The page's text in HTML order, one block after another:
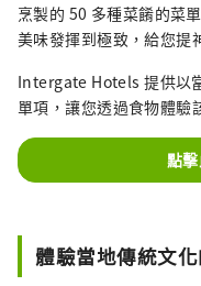
烹製的 50 多種菜餚的菜
美味發揮到極致，給您提
Intergate Hotels 提供以
單項，讓您透過食物體驗
點
體驗當地傳統文